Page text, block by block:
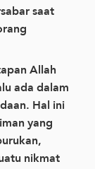
saat
Allah
ada dalam
Hal ini
yang
nikmat